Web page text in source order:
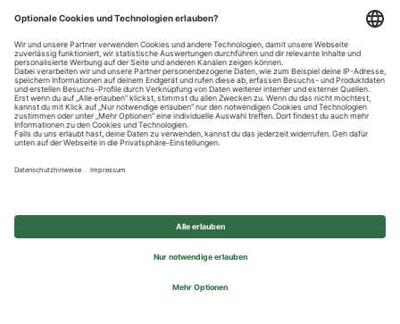
Datenschutzhinweise
Impressum
Privatsphäre-Einstellungen
© 2026 REWE Group - All rights reserved